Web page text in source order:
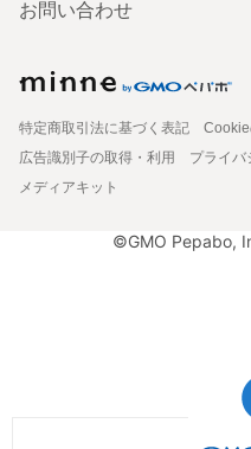
お問い合わせ
特定商取引法に基づく表記
広告識別子の取得・利用
プライバ
メディアキット
©GMO Pepabo,